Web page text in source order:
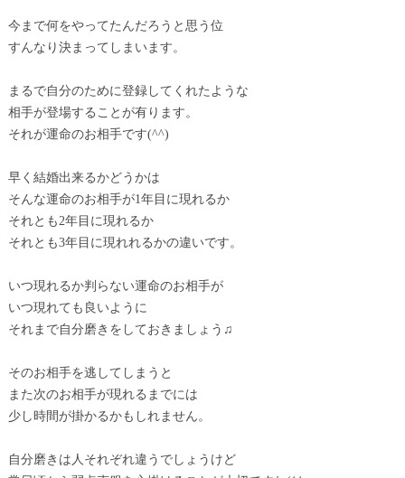
今まで何をやってたんだろうと思う位
すんなり決まってしまいます。
まるで自分のために登録してくれたような
相手が登場することが有ります。
それが運命のお相手です(^^)
早く結婚出来るかどうかは
そんな運命のお相手が1年目に現れるか
それとも2年目に現れるか
それとも3年目に現れれるかの違いです。
いつ現れるか判らない運命のお相手が
いつ現れても良いように
それまで自分磨きをしておきましょう♫
そのお相手を逃してしまうと
また次のお相手が現れるまでには
少し時間が掛かるかもしれません。
自分磨きは人それぞれ違うでしょうけど